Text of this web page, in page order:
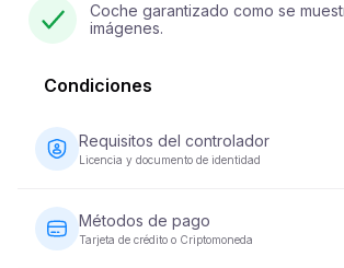
Coche garantizado como se
imágenes.
Condiciones
Requisitos del controlador
Licencia y documento de identidad
licencia de conducir válida. También se
documento de identidad (pasaporte o ID
Algunos vehículos pueden requerir que el
Métodos de pago
Tarjeta de crédito o Criptomoneda